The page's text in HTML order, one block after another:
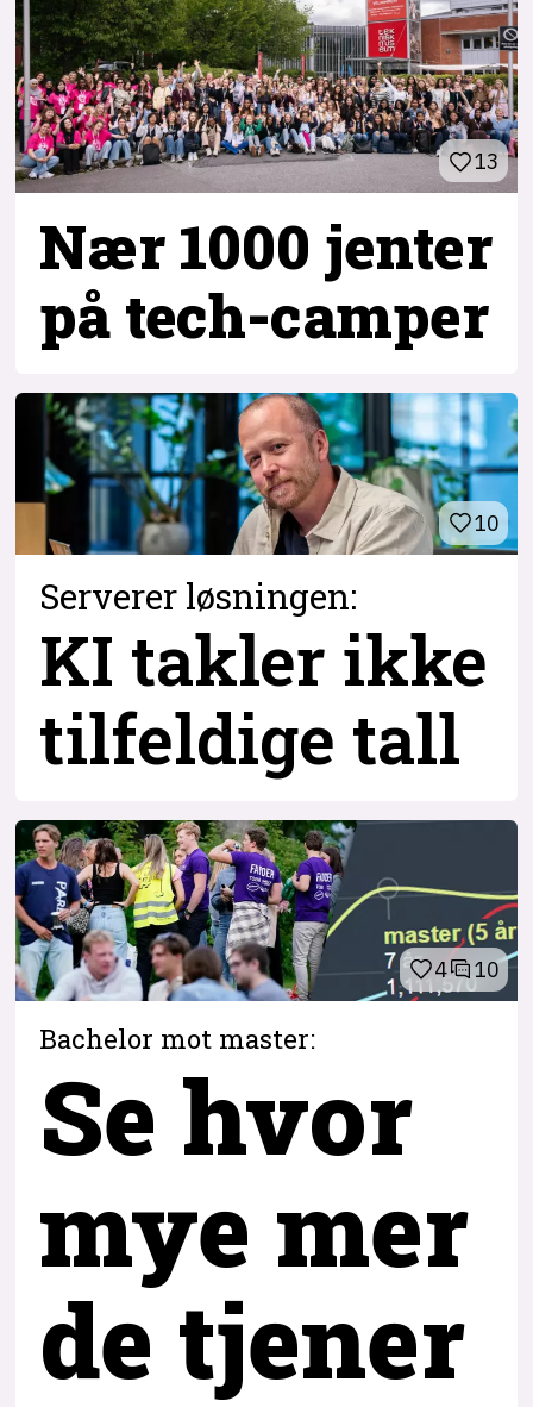
13
Nær 1000 jenter
på tech-camper
10
Serverer løsningen:
KI takler ikke
tilfeldige tall
4 10
Bachelor mot master:
Se hvor
mye mer
de tjener